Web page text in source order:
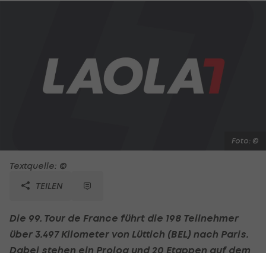
Foto: ©
Textquelle: ©
TEILEN
Die 99. Tour de France führt die 198 Teilnehmer
über 3.497 Kilometer von Lüttich (BEL) nach Paris.
Dabei stehen ein Prolog und 20 Etappen auf dem